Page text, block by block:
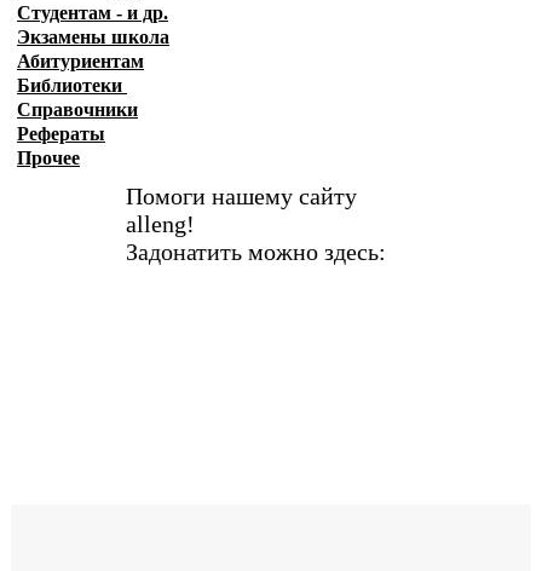
Студентам - и др.
Экзамены школа
Абитуриентам
Библиотеки
Справочники
Рефераты
Прочее
Помоги нашему сайту
alleng!
Задонатить можно здесь: